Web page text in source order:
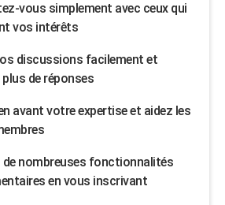
vous simplement avec ceux qui
vos intérêts
discussions facilement et
de réponses
avant votre expertise et aidez les
nombreuses fonctionnalités
en vous inscrivant